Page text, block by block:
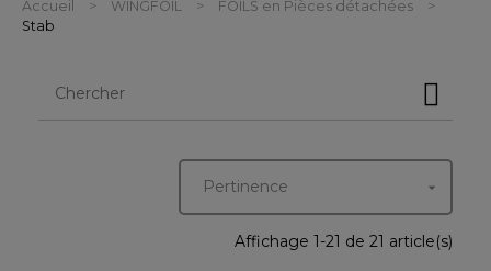
Accueil WINGFOIL
FOILS en Pièces détachées
Stab
Pertinence 
Affichage 1-21 de 21 article(s)